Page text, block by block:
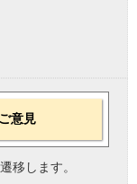
意見
移します。